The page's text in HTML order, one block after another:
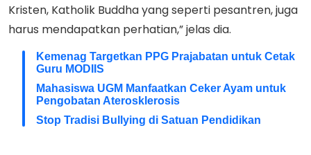
Kristen, Katholik Buddha yang seperti pesantren, juga
harus mendapatkan perhatian,” jelas dia.
Kemenag Targetkan PPG Prajabatan untuk Cetak
Guru MODIIS
Mahasiswa UGM Manfaatkan Ceker Ayam untuk
Pengobatan Aterosklerosis
Stop Tradisi Bullying di Satuan Pendidikan